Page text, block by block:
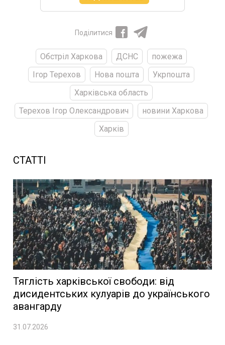
Поділитися
Обстріл Харкова ДСНС
пожежа
Ігор Терехов
Нова пошта
Укрпошта
Харківська область
Терехов Ігор Олександрович
новини Харкова
Харків
СТАТТІ
Тяглість харківської свободи: від
дисидентських кулуарів до українського
авангарду
31.07.2026